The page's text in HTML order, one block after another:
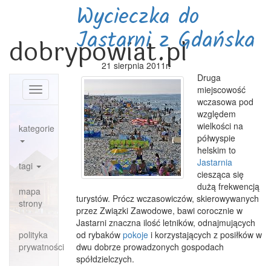
dobrypowiat.pl
Toggle
navigation
kategorie
tagi
mapa
strony
polityka
prywatności
Wycieczka do
Jastarni z Gdańska
21 sierpnia 2011r.
Druga
miejscowość
wczasowa pod
względem
wielkości na
półwyspie
helskim to
Jastarnia
ciesząca się
dużą frekwencją
turystów. Prócz wczasowiczów, skierowywanych
przez Związki Zawodowe, bawi corocznie w
Jastarni znaczna ilość letników, odnajmujących
od rybaków pokoje i korzystających z posiłków w
dwu dobrze prowadzonych gospodach
spółdzielczych.